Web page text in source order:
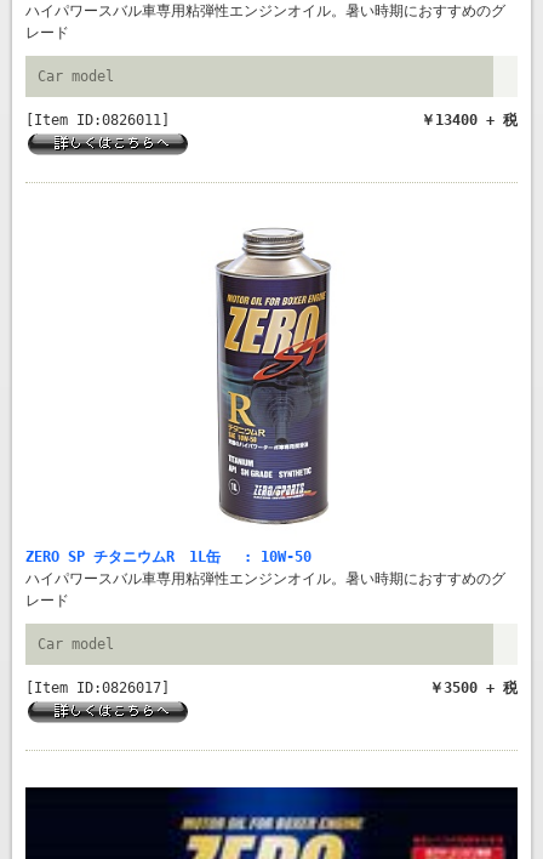
ハイパワースバル車専用粘弾性エンジンオイル。暑い時期におすすめのグ
レード
Car model
[Item ID:0826011] ￥13400 + 税
ZERO SP チタニウムR 1L缶 : 10W-50
ハイパワースバル車専用粘弾性エンジンオイル。暑い時期におすすめのグ
レード
Car model
[Item ID:0826017] ￥3500 + 税